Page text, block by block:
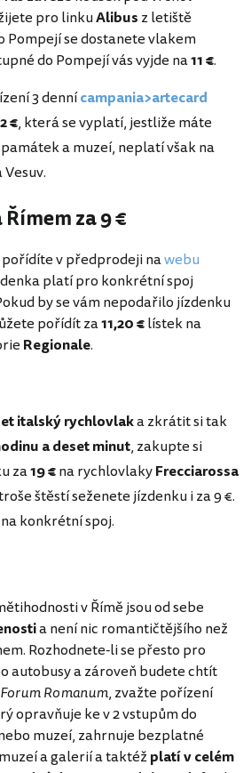
pro linkuAlibus z letiště
Pompejí se dostanete vlakem
do Pompejí vás vyjde na11 €.
3 dennícampania>artecard
€, která se vyplatí, jestliže máte
a muzeí, neplatí však na
za 9 €
pořídíte v předprodeji nawebu
platí pro konkrétní spoj
by se vám nepodařilo jízdenku
pořídít za11,20 €lístek na
Regionale.
italský rychlovlaka zkrátit si tak
a deset minut, zakupte si
za19 €na rychlovlakyFrecciarossa
štěstí seženete jízdenku i za 9 €.
konkrétní spoj.
v Římě jsou od sebe
a není nic romantičtějšího než
Rozhodnete-li se přesto pro
autobusy a zároveň budete chtít
Forum Romanum, zvažte pořízení
opravňuje ke v 2 vstupům do
muzeí, zahrnuje bezplatné
a galerií a taktéžplatí v celém